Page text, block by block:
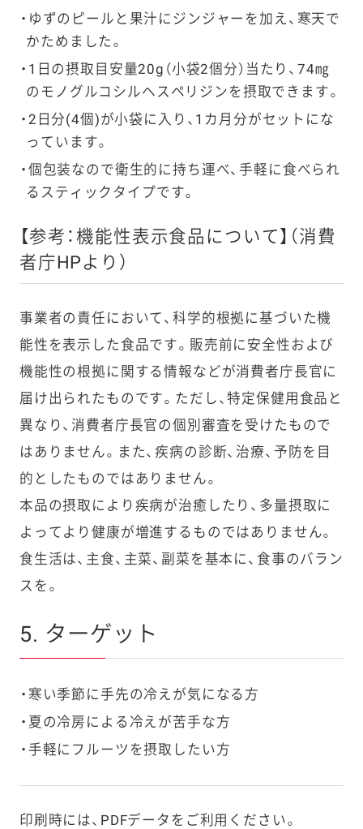
ゆずのピールと果汁にジンジャーを加え、寒天で
かためました。
1日の摂取目安量20g（小袋2個分）当たり、74㎎
のモノグルコシルヘスペリジンを摂取できます。
2日分(4個)が小袋に入り、1カ月分がセットにな
っています。
個包装なので衛生的に持ち運べ、手軽に食べられ
るスティックタイプです。
【参考：機能性表示食品について】（消費
者庁HPより）
事業者の責任において、科学的根拠に基づいた機
能性を表示した食品です。販売前に安全性および
機能性の根拠に関する情報などが消費者庁長官に
届け出られたものです。ただし、特定保健用食品と
異なり、消費者庁長官の個別審査を受けたもので
はありません。また、疾病の診断、治療、予防を目
的としたものではありません。
本品の摂取により疾病が治癒したり、多量摂取に
よってより健康が増進するものではありません。
食生活は、主食、主菜、副菜を基本に、食事のバラン
スを。
5. ターゲット
寒い季節に手先の冷えが気になる方
夏の冷房による冷えが苦手な方
手軽にフルーツを摂取したい方
印刷時には、PDFデータをご利用ください。